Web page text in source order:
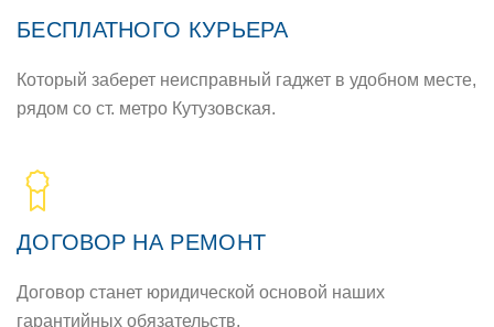
БЕСПЛАТНОГО КУРЬЕРА
Который заберет неисправный гаджет в удобном месте,
рядом со ст. метро Кутузовская.
ДОГОВОР НА РЕМОНТ
Договор станет юридической основой наших
гарантийных обязательств.